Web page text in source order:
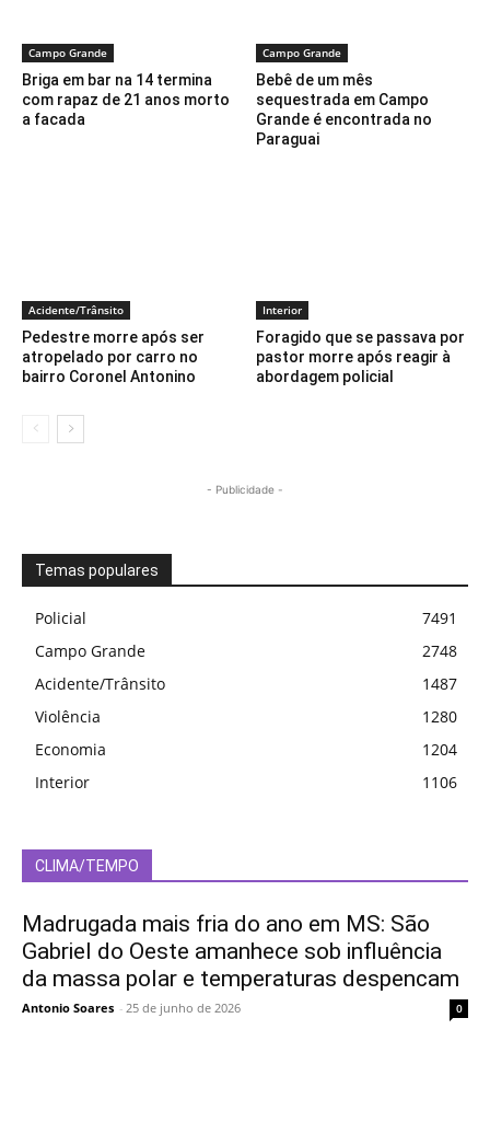
Campo Grande
Briga em bar na 14 termina
com rapaz de 21 anos morto
a facada
Campo Grande
Bebê de um mês
sequestrada em Campo
Grande é encontrada no
Paraguai
Acidente/Trânsito
Pedestre morre após ser
atropelado por carro no
bairro Coronel Antonino
Interior
Foragido que se passava por
pastor morre após reagir à
abordagem policial
- Publicidade -
Temas populares
Policial
7491
Campo Grande
2748
Acidente/Trânsito
1487
Violência
1280
Economia
1204
Interior
1106
CLIMA/TEMPO
Madrugada mais fria do ano em MS: São
Gabriel do Oeste amanhece sob influência
da massa polar e temperaturas despencam
Antonio Soares - 25 de junho de 2026 0